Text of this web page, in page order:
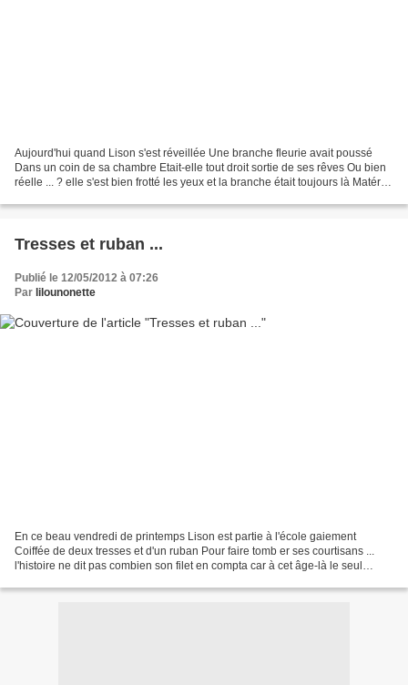
Aujourd'hui quand Lison s'est réveillée Une branche fleurie avait poussé
Dans un coin de sa chambre Etait-elle tout droit sortie de ses rêves Ou bien
réelle ... ? elle s'est bien frotté les yeux et la branche était toujours là Matériel
Tresses et ruban ...
Publié le 12/05/2012 à 07:26
Par lilounonette
En ce beau vendredi de printemps Lison est partie à l'école gaiement
Coiffée de deux tresses et d'un ruban Pour faire tomb er ses courtisans ...
l'histoire ne dit pas combien son filet en compta car à cet âge-là le seul